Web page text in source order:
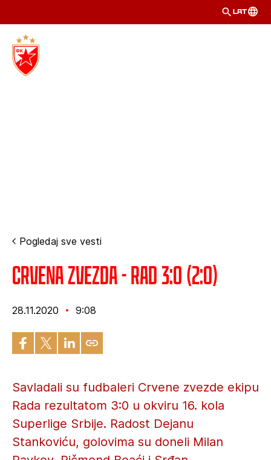
LAT
Pogledaj sve vesti
Crvena zvezda - Rad 3:0 (2:0)
28.11.2020 9:08
Savladali su fudbaleri Crvene zvezde ekipu
Rada rezultatom 3:0 u okviru 16. kola
Superlige Srbije. Radost Dejanu
Stankoviću, golovima su doneli Milan